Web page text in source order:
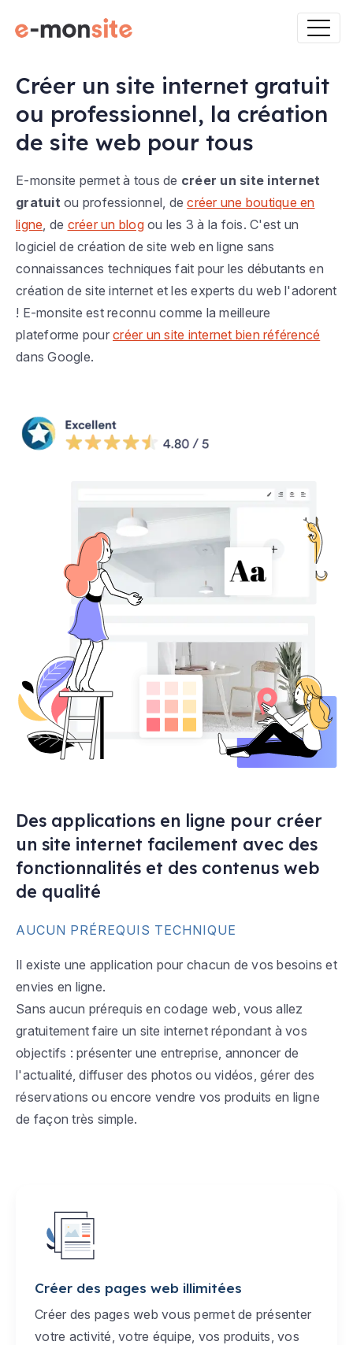
Créer un site internet gratuit
ou professionnel, la création
de site web pour tous
E-monsite permet à tous de créer un site internet
gratuit ou professionnel, decréer une boutique en
ligne , de créer un blogou les 3 à la fois. C'est un
logiciel de création de site web en ligne sans
connaissances techniques fait pour les débutants en
création de site internet et les experts du web l'adorent
! E-monsite est reconnu comme la meilleure
plateforme pour créer un site internet bien référencé
dans Google.
Des applications en ligne pour créer
un site internet facilement avec des
fonctionnalités et des contenus web
de qualité
AUCUN PRÉREQUIS TECHNIQUE
Il existe une application pour chacun de vos besoins et
envies en ligne.
Sans aucun prérequis en codage web, vous allez
gratuitement faire un site internet répondant à vos
objectifs : présenter une entreprise, annoncer de
l'actualité, diffuser des photos ou vidéos, gérer des
réservations ou encore vendre vos produits en ligne
de façon très simple.
Créer des pages web illimitées
Créer des pages web vous permet de présenter
votre activité, votre équipe, vos produits, vos